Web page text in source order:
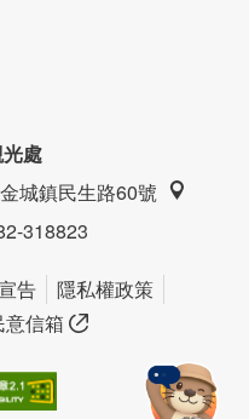
處
城鎮民生路60號
318823
告
隱私權政策
意信箱